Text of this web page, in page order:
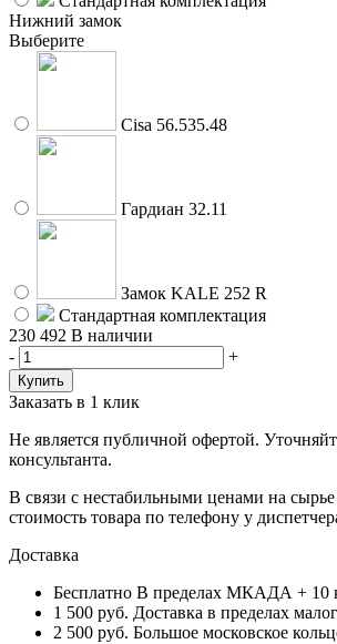
Нижний замок
Выберите
Cisa 56.535.48
Гардиан 32.11
Замок KALE 252 R
Стандартная комплектация
230 492 В наличии
-
+
Заказать в 1 клик
Не является публичной офертой.
консультанта.
В связи с нестабильными ценами на
стоимость товара по телефону у
Доставка
Бесплатно В пределах МКАДА +
1 500 руб. Доставка в пределах
2 500 руб. Большое московское